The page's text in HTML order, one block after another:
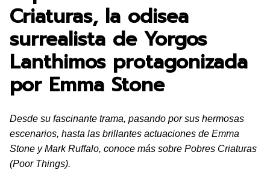
Criaturas, la odisea
surrealista de Yorgos
Lanthimos protagonizada
por Emma Stone
Desde su fascinante trama, pasando por sus hermosas
escenarios, hasta las brillantes actuaciones de Emma
Stone y Mark Ruffalo, conoce más sobre Pobres Criaturas
(Poor Things).